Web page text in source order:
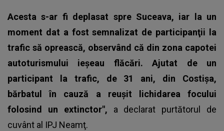
Acesta s-ar fi deplasat spre Suceava, iar la un
moment dat a fost semnalizat de participanţii la
trafic să oprească, observând că din zona capotei
autoturismului ieşeau flăcări. Ajutat de un
participant la trafic, de 31 ani, din Costişa,
bărbatul în cauză a reuşit lichidarea focului
folosind un extinctor", a declarat purtătorul de
cuvânt al IPJ Neamţ.